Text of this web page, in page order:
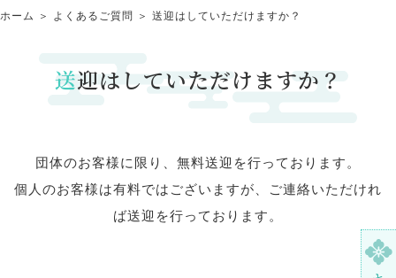
ホーム ＞ よくあるご質問 ＞ 送迎はしていただけますか？
送迎はしていただけますか？
団体のお客様に限り、無料送迎を行っております。
個人のお客様は有料ではございますが、ご連絡いただけれ
ば送迎を行っております。